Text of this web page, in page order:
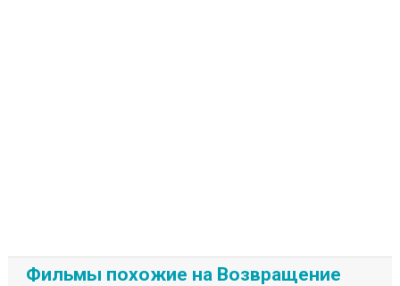
Фильмы похожие на Возвращение